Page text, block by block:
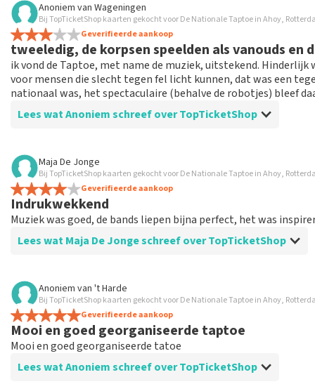
Anoniem van Wageningen
Bij TopTicketShop kaarten gekocht voor De Nationale Taptoe in Ahoy,
Geverifieerde aankoop
tweeledig, de korpsen speelden als vanouds en
ik vond de Taptoe, met name de muziek, uitstekend.
voor mensen die slecht tegen fel licht kunnen, dat was een
nationaal was, het spectaculaire (behalve de robotjes) bleef
Lees wat Anoniem schreef over TopTicketShop
Beoordeling van Anoniem over
prima geregeld
Maja De Jonge
Bij TopTicketShop kaarten gekocht voor De Nationale Taptoe in Ahoy,
Geverifieerde aankoop
Indrukwekkend
Muziek was goed, de bands liepen bijna perfect, het was
Lees wat Maja De Jonge schreef over TopTicketShop
Beoordeling van Maja De Jonge over
Snel geregeld
Eenvoudig te borken, goed overzucht van de zitplaatsen,
Anoniem van 't Harde
Bij TopTicketShop kaarten gekocht voor De Nationale Taptoe in Ahoy,
Geverifieerde aankoop
Mooi en goed georganiseerde taptoe
Mooi en goed georganiseerde tatoe
Lees wat Anoniem schreef over TopTicketShop